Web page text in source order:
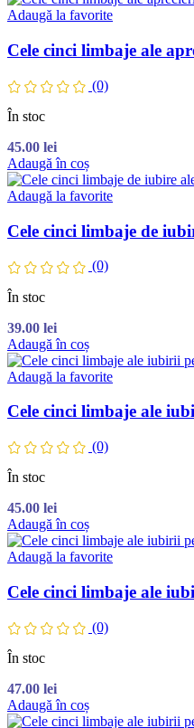
Adaugă la favorite
Cele cinci limbaje ale
(0)
În stoc
45.00 lei
Adaugă în coș
Adaugă la favorite
Cele cinci limbaje de
(0)
În stoc
39.00 lei
Adaugă în coș
Adaugă la favorite
Cele cinci limbaje ale
(0)
În stoc
45.00 lei
Adaugă în coș
Adaugă la favorite
Cele cinci limbaje ale
(0)
În stoc
47.00 lei
Adaugă în coș